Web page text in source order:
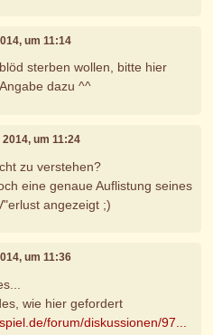
um 11:14
sterben wollen, bitte hier
dazu ^^
um 11:24
zu verstehen?
eine genaue Auflistung seines
angezeigt ;)
um 11:36
wie hier gefordert
forum/diskussionen/97...